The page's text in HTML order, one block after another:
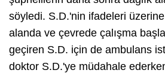
söyledi. S.D.'nin ifadeleri
alanda ve çevrede çalışma
geçiren S.D. için de ambulans
doktor S.D.'ye müdahale